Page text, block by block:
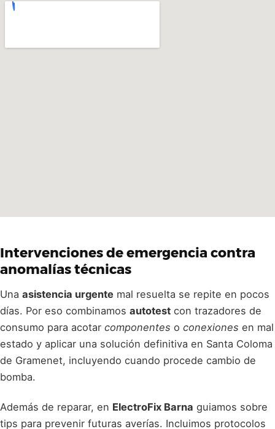
Intervenciones de emergencia contra
anomalías técnicas
Una asistencia urgente mal resuelta se repite en pocos
días. Por eso combinamos autotest con trazadores de
consumo para acotar componentes o conexiones en mal
estado y aplicar una solución definitiva en Santa Coloma
de Gramenet, incluyendo cuando procede cambio de
bomba.
Además de reparar, en ElectroFix Barna guiamos sobre
tips para prevenir futuras averías. Incluimos protocolos